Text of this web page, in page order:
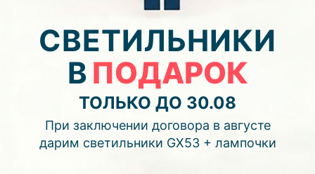
До конца акции:
05 04 05
дней часов мин.
Подробнее об акции >>
Монтаж двухуровнего потолка
с фотопечатью и подсветкой (смотреть видео)
СВЕТИЛЬНИКИ
ВПОДАРОК
ТОЛЬКО ДО 30.08
При заключении договора в августе
дарим светильники GX53 + лампочки